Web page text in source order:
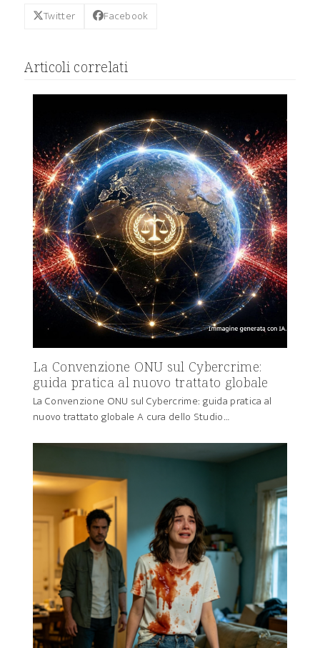
Twitter Facebook
Articoli correlati
La Convenzione ONU sul Cybercrime:
guida pratica al nuovo trattato globale
La Convenzione ONU sul Cybercrime: guida pratica al
nuovo trattato globale A cura dello Studio…